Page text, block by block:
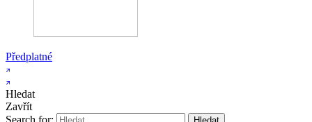
Předplatné
Hledat
Zavřít
Search for: